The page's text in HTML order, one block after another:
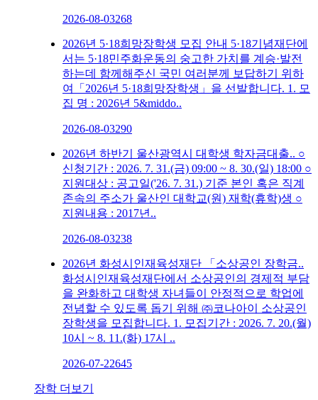
2026-08-03268
2026년 5·18희망장학생 모집 안내 5·18기념재단에
서는 5·18민주화운동의 숭고한 가치를 계승·발전
하는데 함께해주신 국민 여러분께 보답하기 위하
여「2026년 5·18희망장학생」을 선발합니다. 1. 모
집 명 : 2026년 5&middo..
2026-08-03290
2026년 하반기 울산광역시 대학생 학자금대출.. ○
신청기간 : 2026. 7. 31.(금) 09:00 ~ 8. 30.(일) 18:00 ○
지원대상 : 공고일('26. 7. 31.) 기준 본인 혹은 직계
존속의 주소가 울산인 대학교(원) 재학(휴학)생 ○
지원내용 : 2017년..
2026-08-03238
2026년 화성시인재육성재단 「소상공인 장학금..
화성시인재육성재단에서 소상공인의 경제적 부담
을 완화하고 대학생 자녀들이 안정적으로 학업에
전념할 수 있도록 돕기 위해 ㈜코나아이 소상공인
장학생을 모집합니다. 1. 모집기간 : 2026. 7. 20.(월)
10시 ~ 8. 11.(화) 17시 ..
2026-07-22645
장학 더보기